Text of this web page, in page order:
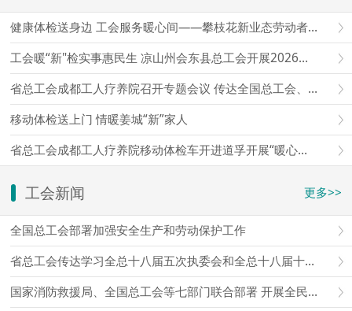
健康体检送身边 工会服务暖心间——攀枝花新业态劳动者免费移动体检暖心上线
工会暖“新"检实事惠民生 凉山州会东县总工会开展2026年新就业形态劳动者移动体检
省总工会成都工人疗养院召开专题会议 传达全国总工会、省总工会会议精神 研究部署贯彻落实意见
移动体检送上门 情暖姜城“新”家人
省总工会成都工人疗养院移动体检车开进道孚开展“暖心护健康·关爱新业态”移动体检专项活动
工会新闻 更多>>
全国总工会部署加强安全生产和劳动保护工作
省总工会传达学习全总十八届五次执委会和全总十八届十一次主席团会议精神
国家消防救援局、全国总工会等七部门联合部署 开展全民消防安全素质提升行动